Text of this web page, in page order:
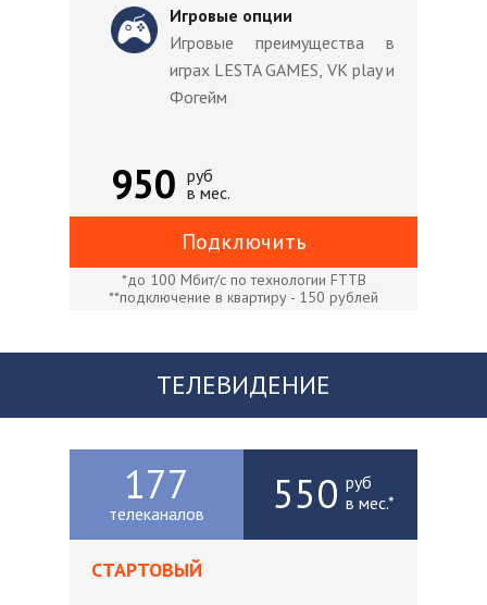
руб
в мес.*
177 550
СТАРТОВЫЙ
Игровые опции
Игровые преимущества в
играх LESTA GAMES, VK play и
Фогейм
ТЕЛЕВИДЕНИЕ
телеканалов
*до 100 Мбит/с по технологии FTTB
**подключение в квартиру - 150 рублей
Подключить
руб
в мес.
950